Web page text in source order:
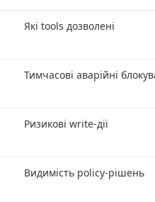
Які tools дозволені
Тимчасові аварійні
Ризикові write-дії
Видимість policy-рішень